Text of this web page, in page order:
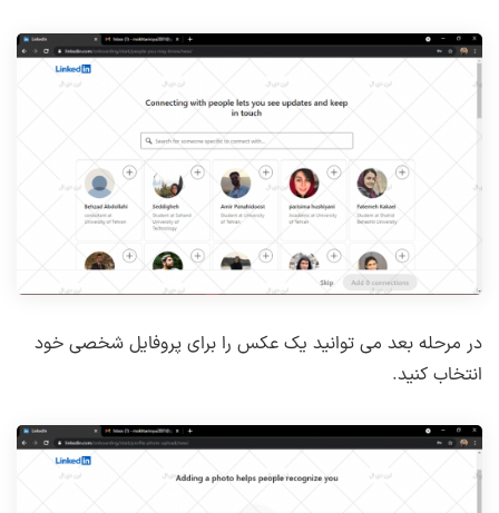
در مرحله بعد می توانید یک عکس را برای پروفایل شخصی خود
انتخاب کنید.